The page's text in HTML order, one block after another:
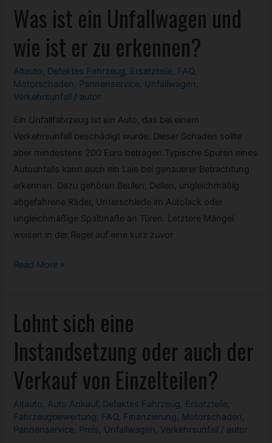
in
ihrem
Unternehmen
kostenfrei
abtransportiert?
Was ist ein Unfallwagen und
wie ist er zu erkennen?
Altauto, Defektes Fahrzeug, Ersatzteile, FAQ,
Motorschaden , Pannenservice, Unfallwagen ,
Verkehrsunfall / autor
Ein Unfallfahrzeug ist ein Auto, das bei einem
Verkehrsunfall beschädigt wurde. Dieser Schaden sollte
aber mindestens 200 Euro betragen.Typische Spuren eines
Autounfalls kann auch ein Laie bei genauerer Betrachtung
erkennen. Dazu gehören Beulen, Dellen, ungleichmäßig
abgefahrene Räder, Unterschiede im Autolack oder
ungleichmäßige Spaltmaße an Türen. Letztere Mängel
weisen in der Regel auf eine kurz zuvor
Was
Unfallwagen
und
wie
ist
er
erkennen?
Read More »
Lohnt sich eine
Instandsetzung oder auch der
Verkauf von Einzelteilen?
Altauto, Auto Ankauf, Defektes Fahrzeug, Ersatzteile,
Fahrzeugbewertung, FAQ, Finanzierung, Motorschaden ,
Pannenservice, Preis, Unfallwagen , Verkehrsunfall / autor